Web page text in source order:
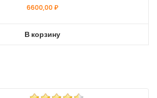
6600,00₽
В корзину